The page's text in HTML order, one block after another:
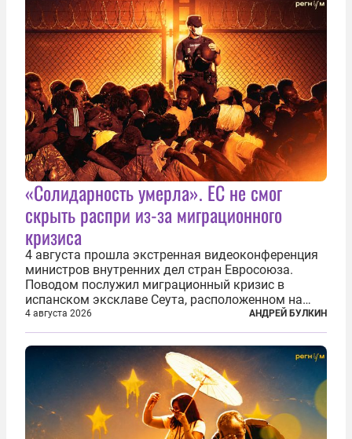
«Солидарность умерла». ЕС не смог
скрыть распри из-за миграционного
кризиса
4 августа прошла экстренная видеоконференция
министров внутренних дел стран Евросоюза.
Поводом послужил миграционный кризис в
испанском эксклаве Сеута, расположенном на
северном побережье Африки. В конце июля
границу между Марокко и испанской территорией
прорвали до 72 тысяч мигрантов. Подавляющее...
4 августа 2026 АНДРЕЙ БУЛКИН